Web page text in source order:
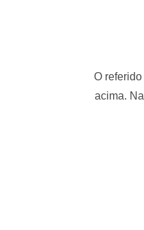
O
acima.